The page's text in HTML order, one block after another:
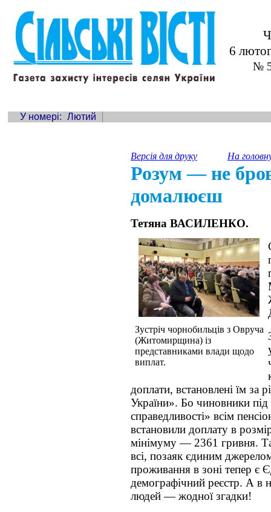
6
№
У номері: Лютий
Версія для друку На
Розум — не
домалюєш
Тетяна ВАСИЛЕНКО.
Зустріч чорнобильців з Овруча
(Житомирщина) із
представниками влади щодо
виплат.
доплати, встановлені їм за
України». Бо чиновники під
справедливості» всім
встановили доплату в
мінімуму — 2361 гривня.
всі, позаяк єдиним
проживання в зоні тепер є
демографічний реєстр. А в
людей — жодної згадки!